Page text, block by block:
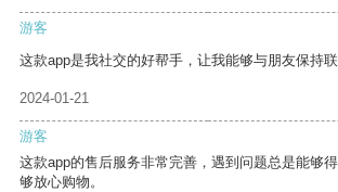
游客
这款app是我社交的好帮手，让我能够与朋友保持联
2024-01-21
游客
这款app的售后服务非常完善，遇到问题总是能够
够放心购物。